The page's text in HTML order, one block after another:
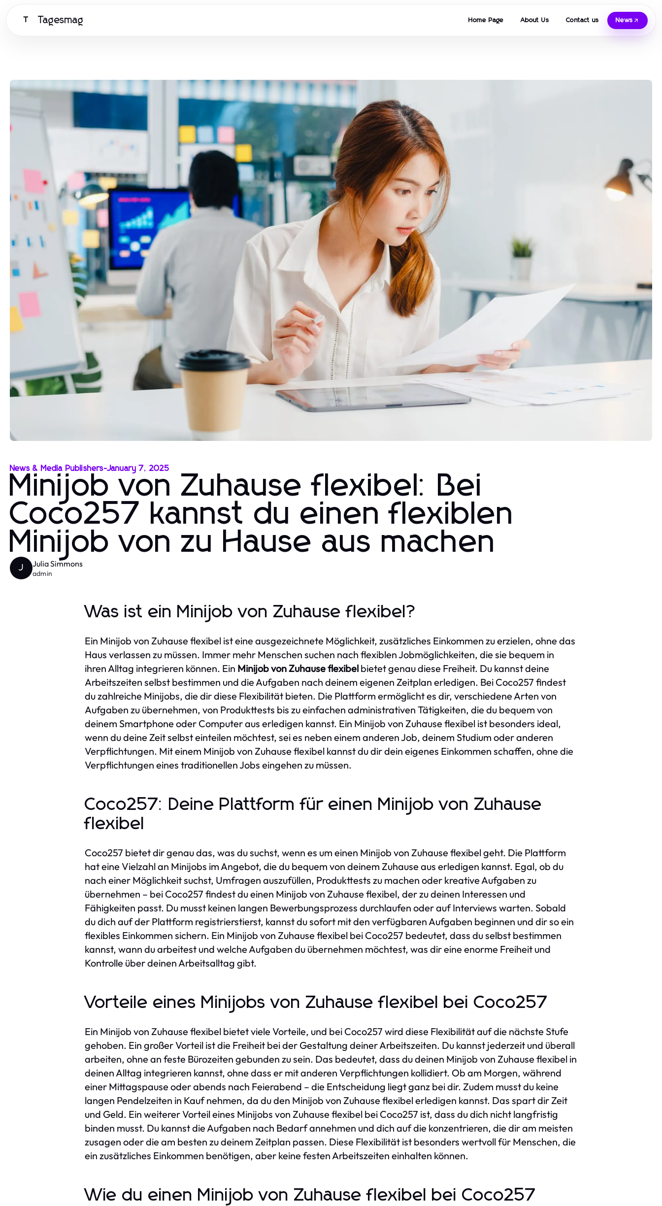
T Tagesmag Home Page About Us Contact us News
News & Media Publishers-January 7, 2025
Minijob von Zuhause flexibel: Bei
Coco257 kannst du einen flexiblen
Minijob von zu Hause aus machen
J Julia Simmons
admin
Was ist ein Minijob von Zuhause flexibel?
Ein Minijob von Zuhause flexibel ist eine ausgezeichnete Möglichkeit, zusätzliches Einkommen zu erzielen, ohne das
Haus verlassen zu müssen. Immer mehr Menschen suchen nach flexiblen Jobmöglichkeiten, die sie bequem in
ihren Alltag integrieren können. Ein Minijob von Zuhause flexibel bietet genau diese Freiheit. Du kannst deine
Arbeitszeiten selbst bestimmen und die Aufgaben nach deinem eigenen Zeitplan erledigen. Bei Coco257 findest
du zahlreiche Minijobs, die dir diese Flexibilität bieten. Die Plattform ermöglicht es dir, verschiedene Arten von
Aufgaben zu übernehmen, von Produkttests bis zu einfachen administrativen Tätigkeiten, die du bequem von
deinem Smartphone oder Computer aus erledigen kannst. Ein Minijob von Zuhause flexibel ist besonders ideal,
wenn du deine Zeit selbst einteilen möchtest, sei es neben einem anderen Job, deinem Studium oder anderen
Verpflichtungen. Mit einem Minijob von Zuhause flexibel kannst du dir dein eigenes Einkommen schaffen, ohne die
Verpflichtungen eines traditionellen Jobs eingehen zu müssen.
Coco257: Deine Plattform für einen Minijob von Zuhause
flexibel
Coco257 bietet dir genau das, was du suchst, wenn es um einen Minijob von Zuhause flexibel geht. Die Plattform
hat eine Vielzahl an Minijobs im Angebot, die du bequem von deinem Zuhause aus erledigen kannst. Egal, ob du
nach einer Möglichkeit suchst, Umfragen auszufüllen, Produkttests zu machen oder kreative Aufgaben zu
übernehmen – bei Coco257 findest du einen Minijob von Zuhause flexibel, der zu deinen Interessen und
Fähigkeiten passt. Du musst keinen langen Bewerbungsprozess durchlaufen oder auf Interviews warten. Sobald
du dich auf der Plattform registrierstierst, kannst du sofort mit den verfügbaren Aufgaben beginnen und dir so ein
flexibles Einkommen sichern. Ein Minijob von Zuhause flexibel bei Coco257 bedeutet, dass du selbst bestimmen
kannst, wann du arbeitest und welche Aufgaben du übernehmen möchtest, was dir eine enorme Freiheit und
Kontrolle über deinen Arbeitsalltag gibt.
Vorteile eines Minijobs von Zuhause flexibel bei Coco257
Ein Minijob von Zuhause flexibel bietet viele Vorteile, und bei Coco257 wird diese Flexibilität auf die nächste Stufe
gehoben. Ein großer Vorteil ist die Freiheit bei der Gestaltung deiner Arbeitszeiten. Du kannst jederzeit und überall
arbeiten, ohne an feste Bürozeiten gebunden zu sein. Das bedeutet, dass du deinen Minijob von Zuhause flexibel in
deinen Alltag integrieren kannst, ohne dass er mit anderen Verpflichtungen kollidiert. Ob am Morgen, während
einer Mittagspause oder abends nach Feierabend – die Entscheidung liegt ganz bei dir. Zudem musst du keine
langen Pendelzeiten in Kauf nehmen, da du den Minijob von Zuhause flexibel erledigen kannst. Das spart dir Zeit
und Geld. Ein weiterer Vorteil eines Minijobs von Zuhause flexibel bei Coco257 ist, dass du dich nicht langfristig
binden musst. Du kannst die Aufgaben nach Bedarf annehmen und dich auf die konzentrieren, die dir am meisten
zusagen oder die am besten zu deinem Zeitplan passen. Diese Flexibilität ist besonders wertvoll für Menschen, die
ein zusätzliches Einkommen benötigen, aber keine festen Arbeitszeiten einhalten können.
Wie du einen Minijob von Zuhause flexibel bei Coco257